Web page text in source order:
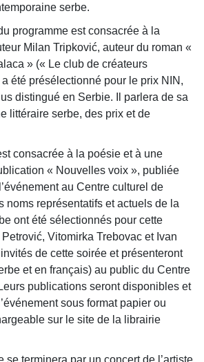
serbe.
programme est consacrée à la
Milan Tripković, auteur du roman «
» (« Le club de créateurs
été présélectionné pour le prix NIN,
distingué en Serbie. Il parlera de sa
littéraire serbe, des prix et de
consacrée à la poésie et à une
« Nouvelles voix », publiée
au Centre culturel de
noms représentatifs et actuels de la
ont été sélectionnés pour cette
Vitomirka Trebovac et Ivan
de cette soirée et présenteront
et en français) au public du Centre
publications seront disponibles et
sous format papier ou
sur le site de la librairie
se terminera par un concert de l’artiste